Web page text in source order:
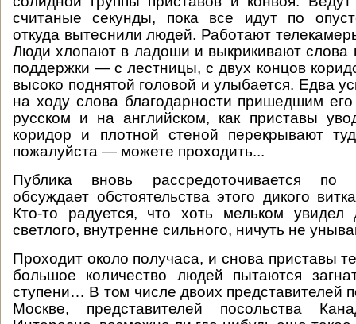
считаные секунды, пока все идут по
откуда вытеснили людей. Работают
Люди хлопают в ладоши и выкрикивают слова
поддержки — с лестницы, с двух концов
высоко поднятой головой и улыбается. Едва
на ходу слова благодарности пришедшим
русском и на английском, как приставы
коридор и плотной стеной перекрывают
пожалуйста — можете проходить...
Публика вновь рассредоточивается по
обсуждает обстоятельства этого дикого
Кто-то радуется, что хоть мельком увидел
светлого, внутренне сильного, ничуть не
Проходит около получаса, и снова приставы
большое количество людей пытаются
ступени… В том числе двоих представителей
Москве, представителей посольства